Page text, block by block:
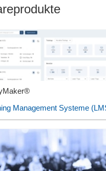
Management Systeme